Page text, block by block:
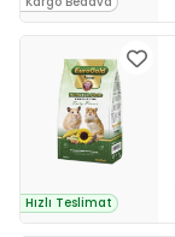
Hızlı Teslimat